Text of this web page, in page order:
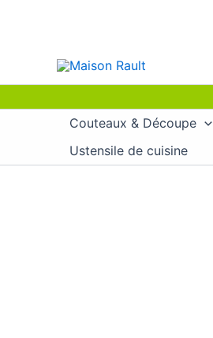
Couteaux & Découpe
Ustensile de cuisine